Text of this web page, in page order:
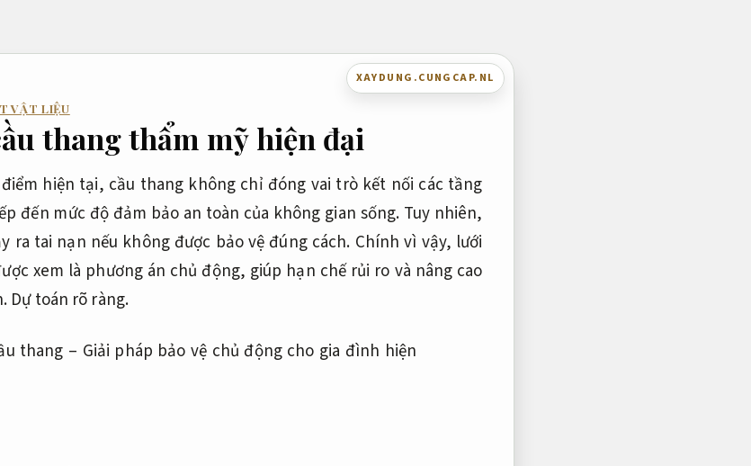
XAYDUNG.CUNGCAP.NL
VẬT LIỆU
thang thẩm mỹ hiện đại
hiện tại, cầu thang không chỉ đóng vai trò kết nối các tầng
đến mức độ đảm bảo an toàn của không gian sống. Tuy nhiên,
ra tai nạn nếu không được bảo vệ đúng cách. Chính vì vậy, lưới
xem là phương án chủ động, giúp hạn chế rủi ro và nâng cao
Dự toán rõ ràng.